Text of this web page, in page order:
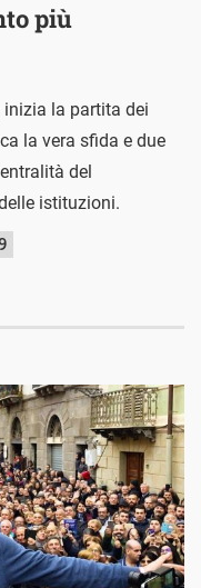
più
la partita dei
la vera sfida e due
del
istituzioni.